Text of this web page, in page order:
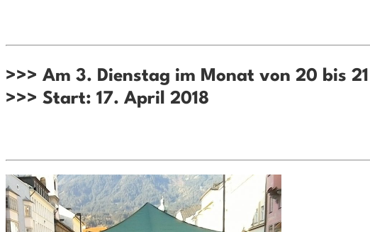
>>> Am 3. Dienstag im Monat von 20 bis 21
>>> Start: 17. April 2018